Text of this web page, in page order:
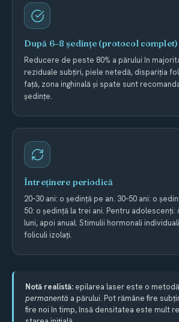
După 6–8 ședințe (protocol complet)
Reducere de peste 80% a părului în
reziduale subțiri, piele netedă, dispariția
față, zona inghinală și spate sunt
ședințe.
Întreținere periodică
20–30 ani: o ședință pe an. 30–50 ani: o
50: o ședință la trei ani. Pentru
luni, apoi anual. Stimulii hormonali
foliculi izolați.
Notă realistă: epilarea laser este o
permanentă a părului. Pot rămâne fire
fire noi în timp, însă densitatea este mult